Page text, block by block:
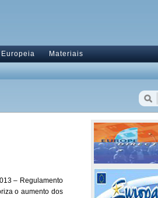
Materiais
– Regulamento
o aumento dos